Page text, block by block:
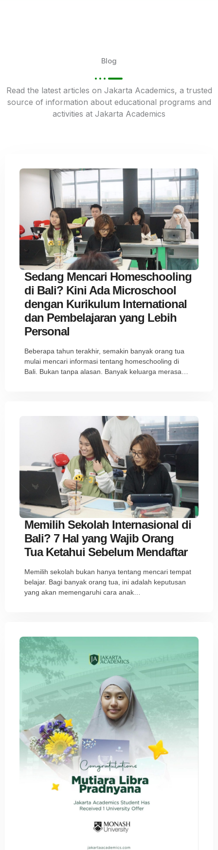
Blog
Read the latest articles on Jakarta Academics, a trusted
source of information about educational programs and
activities at Jakarta Academics
Sedang Mencari Homeschooling
di Bali? Kini Ada Microschool
dengan Kurikulum International
dan Pembelajaran yang Lebih
Personal
Beberapa tahun terakhir, semakin banyak orang tua
mulai mencari informasi tentang homeschooling di
Bali. Bukan tanpa alasan. Banyak keluarga merasa…
Memilih Sekolah Internasional di
Bali? 7 Hal yang Wajib Orang
Tua Ketahui Sebelum Mendaftar
Memilih sekolah bukan hanya tentang mencari tempat
belajar. Bagi banyak orang tua, ini adalah keputusan
yang akan memengaruhi cara anak…